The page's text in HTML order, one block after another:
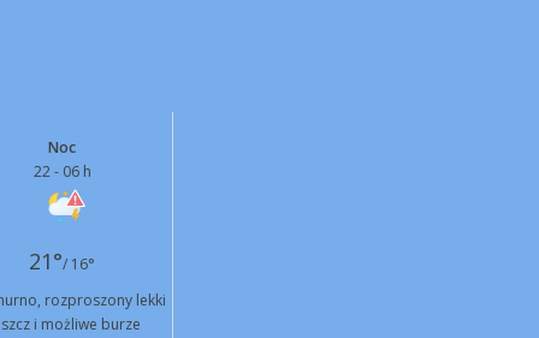
Noc
22 - 06 h
21°/ 16°
rozproszony lekki
i możliwe burze